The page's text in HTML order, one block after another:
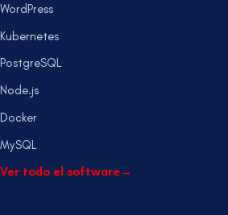
WordPress
Kubernetes
PostgreSQL
Node.js
Docker
MySQL
Ver todo el software→